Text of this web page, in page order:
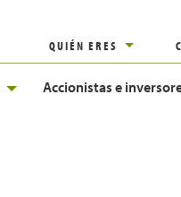
QUIÉN ERES
Accionistas e